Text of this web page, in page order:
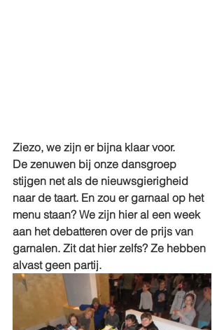
Ziezo, we zijn er bijna klaar voor.
De zenuwen bij onze dansgroep
stijgen net als de nieuwsgierigheid
naar de taart. En zou er garnaal op het
menu staan? We zijn hier al een week
aan het debatteren over de prijs van
garnalen. Zit dat hier zelfs? Ze hebben
alvast geen partij.